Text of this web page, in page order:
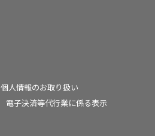
個人情報のお取り扱い
電子決済等代行業に係る表示